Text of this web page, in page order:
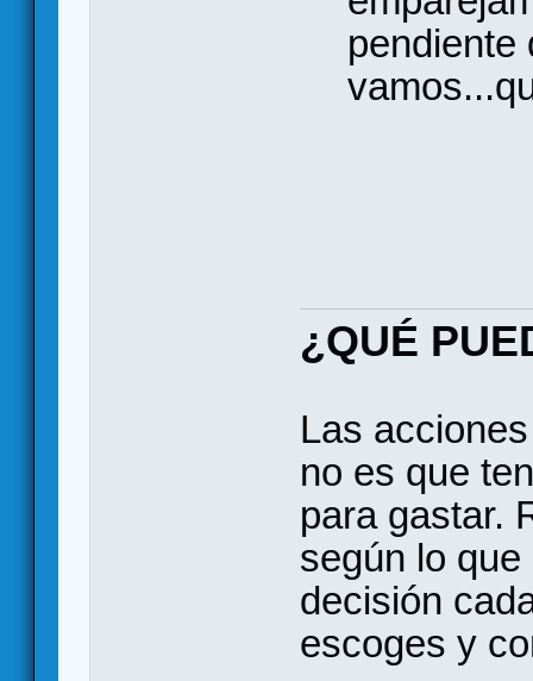
pendiente
¿QUÉ
Las
no es que
para gastar.
según lo
decisión
escoges y